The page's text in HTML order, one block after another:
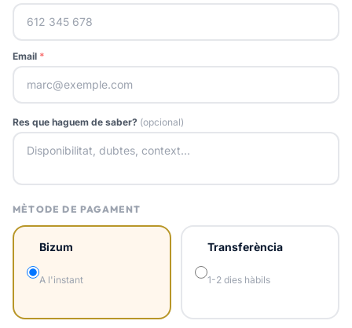
Email *
Res que haguem de saber? (opcional)
MÈTODE DE PAGAMENT
Bizum
A l'instant
Transferència
1-2 dies hàbils